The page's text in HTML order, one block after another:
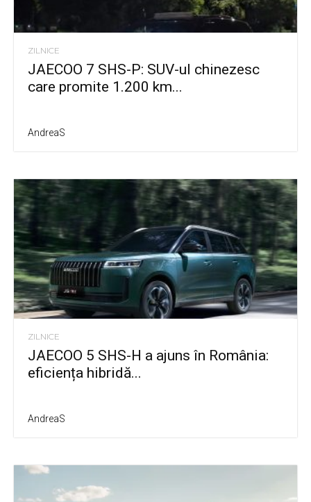
ZILNICE
JAECOO 7 SHS-P: SUV-ul chinezesc
care promite 1.200 km...
AndreaS
ZILNICE
JAECOO 5 SHS-H a ajuns în România:
eficiența hibridă...
AndreaS